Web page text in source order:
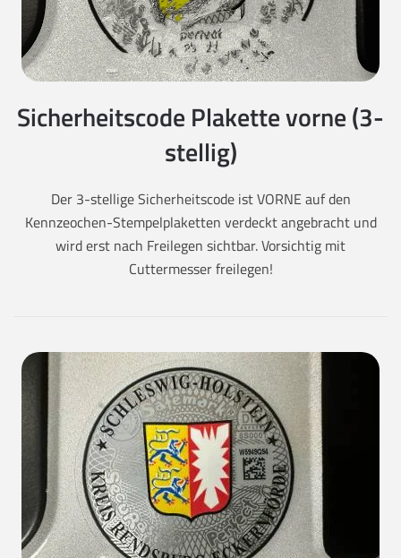
Sicherheitscode Plakette vorne (3-
stellig)
Der 3-stellige Sicherheitscode ist VORNE auf den
Kennzeochen-Stempelplaketten verdeckt angebracht und
wird erst nach Freilegen sichtbar. Vorsichtig mit
Cuttermesser freilegen!